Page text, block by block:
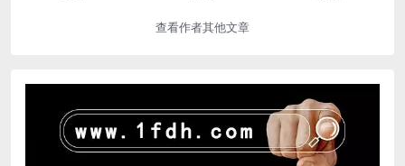
查看作者其他文章